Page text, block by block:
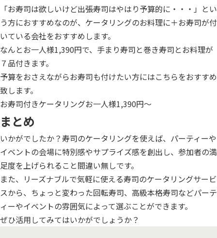
「お寿司は欲しいけど出張寿司はやはり予算的に・・・」とい
う方におすすめなのが、ケータリングのお料理に＋お寿司が付
いている会社をおすすめします。
なんとお一人様1,390円で、手まり寿司と巻き寿司とお料理が
７品付きます。
予算をおさえながらお寿司も付けたい方にはこちらをおすすめ
致します。
お寿司付きケータリングお一人様1,390円〜
まとめ
いかがでしたか？寿司のケータリングを使えば、パーティーや
イベントの会場に特別感やサプライズ感を創出し、参加者の満
足度を上げられること間違い無しです。
また、リーズナブルで気軽に使える寿司のケータリングサービ
スから、ちょっと変わった回転寿司、高級本格寿司などパーテ
ィーやイベントの雰囲気によって選ぶことができます。
ぜひ活用してみてはいかがでしょうか？